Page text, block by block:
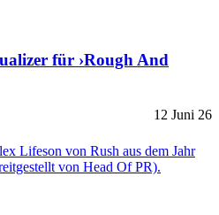
für ›Rough And
12 Juni 26